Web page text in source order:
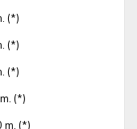
(*)
(*)
(*)
(*)
m. (*)